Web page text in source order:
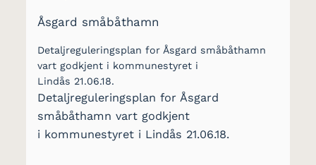
Åsgard småbåthamn
Detaljreguleringsplan for Åsgard småbåthamn
vart godkjent i kommunestyret i
Lindås 21.06.18.
Detaljreguleringsplan for Åsgard
småbåthamn vart godkjent
i kommunestyret i Lindås 21.06.18.